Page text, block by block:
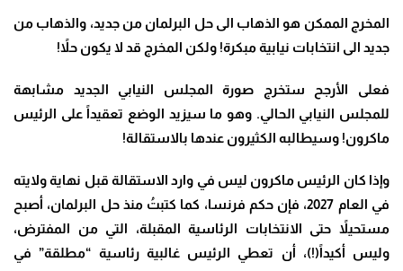
المخرج الممكن هو الذهاب الى حل البرلمان من جديد، والذهاب من
جديد الى انتخابات نيابية مبكرة! ولكن المخرج قد لا يكون حلاً!
فعلى الأرجح ستخرج صورة المجلس النيابي الجديد مشابهة
للمجلس النيابي الحالي. وهو ما سيزيد الوضع تعقيداً على الرئيس
ماكرون! وسيطالبه الكثيرون عندها بالاستقالة!
وإذا كان الرئيس ماكرون ليس في وارد الاستقالة قبل نهاية ولايته
في العام 2027، فإن حكم فرنسا، كما كتبتُ منذ حل البرلمان، أصبح
مستحيلاً حتى الانتخابات الرئاسية المقبلة، التي من المفترض،
وليس أكيداً(!)، أن تعطي الرئيس غالبية رئاسية “مطلقة” في